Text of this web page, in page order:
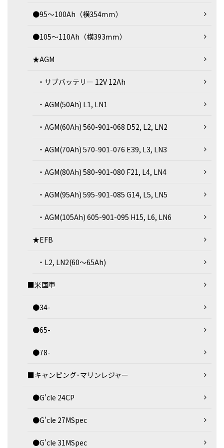
●95～100Ah（横354ｍｍ）
●105～110Ah（横393ｍｍ）
★AGM
・サブバッテリー 12V 12Ah
・AGM(50Ah) L1, LN1
・AGM(60Ah) 560-901-068 D52, L2, LN2
・AGM(70Ah) 570-901-076 E39, L3, LN3
・AGM(80Ah) 580-901-080 F21, L4, LN4
・AGM(95Ah) 595-901-085 G14, L5, LN5
・AGM(105Ah) 605-901-095 H15, L6, LN6
★EFB
・L2, LN2(60～65Ah)
■米国車
●34-
●65-
●78-
■キャンピング･マリンレジャー
●G'cle 24CP
●G'cle 27MSpec
●G'cle 31MSpec